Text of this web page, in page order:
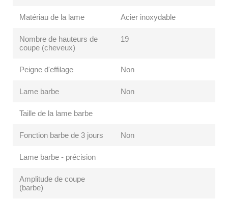
Matériau de la lame Acier inoxydable
Nombre de hauteurs de
coupe (cheveux)
19
Peigne d'effilage Non
Lame barbe Non
Taille de la lame barbe
Fonction barbe de 3 jours Non
Lame barbe - précision
Amplitude de coupe
(barbe)